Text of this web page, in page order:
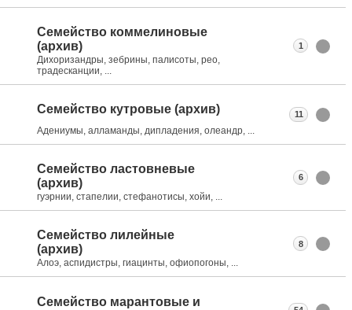
Семейство коммелиновые
(архив)
Дихоризандры, зебрины, палисоты, рео,
традесканции, ...
1
Семейство кутровые (архив)
Адениумы, алламанды, дипладения, олеандр, ...
11
Семейство ластовневые
(архив)
гуэрнии, стапелии, стефанотисы, хойи, ...
6
Семейство лилейные
(архив)
Алоэ, аспидистры, гиацинты, офиопогоны, ...
8
Семейство марантовые и